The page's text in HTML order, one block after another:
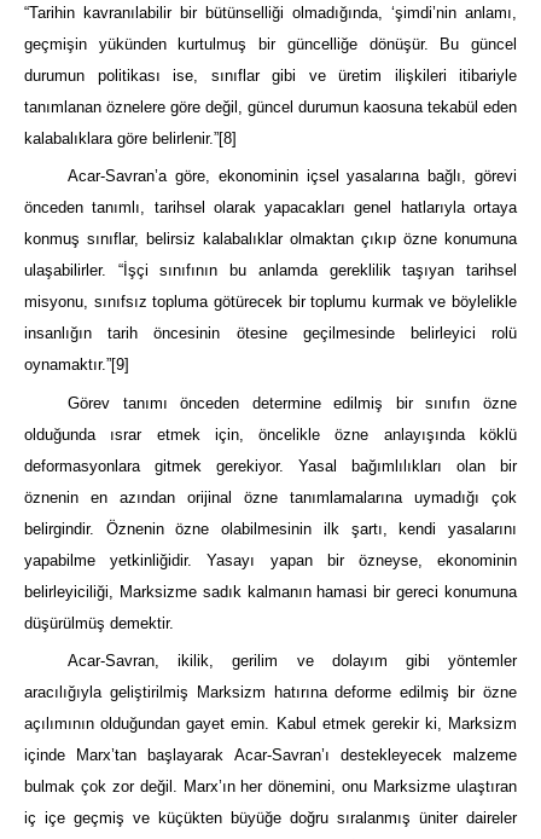
“Tarihin kavranılabilir bir bütünselliği olmadığında, ‘şimdi’nin anlamı,
geçmişin yükünden kurtulmuş bir güncelliğe dönüşür. Bu güncel
durumun politikası ise, sınıflar gibi ve üretim ilişkileri itibariyle
tanımlanan öznelere göre değil, güncel durumun kaosuna tekabül eden
kalabalıklara göre belirlenir.”[8]
Acar-Savran’a göre, ekonominin içsel yasalarına bağlı, görevi
önceden tanımlı, tarihsel olarak yapacakları genel hatlarıyla ortaya
konmuş sınıflar, belirsiz kalabalıklar olmaktan çıkıp özne konumuna
ulaşabilirler. “İşçi sınıfının bu anlamda gereklilik taşıyan tarihsel
misyonu, sınıfsız topluma götürecek bir toplumu kurmak ve böylelikle
insanlığın tarih öncesinin ötesine geçilmesinde belirleyici rolü
oynamaktır.”[9]
Görev tanımı önceden determine edilmiş bir sınıfın özne
olduğunda ısrar etmek için, öncelikle özne anlayışında köklü
deformasyonlara gitmek gerekiyor. Yasal bağımlılıkları olan bir
öznenin en azından orijinal özne tanımlamalarına uymadığı çok
belirgindir. Öznenin özne olabilmesinin ilk şartı, kendi yasalarını
yapabilme yetkinliğidir. Yasayı yapan bir özneyse, ekonominin
belirleyiciliği, Marksizme sadık kalmanın hamasi bir gereci konumuna
düşürülmüş demektir.
Acar-Savran, ikilik, gerilim ve dolayım gibi yöntemler
aracılığıyla geliştirilmiş Marksizm hatırına deforme edilmiş bir özne
açılımının olduğundan gayet emin. Kabul etmek gerekir ki, Marksizm
içinde Marx’tan başlayarak Acar-Savran’ı destekleyecek malzeme
bulmak çok zor değil. Marx’ın her dönemini, onu Marksizme ulaştıran
iç içe geçmiş ve küçükten büyüğe doğru sıralanmış üniter daireler